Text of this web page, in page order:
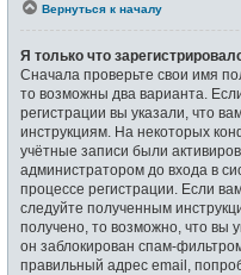
Вернуться к началу
Я только что
Сначала проверьте свои имя
то возможны два варианта.
регистрации вы указали, что
инструкциям. На некоторых
учётные записи были
администратором до входа в
процессе регистрации. Если
следуйте полученным
получено, то возможно, что вы
он заблокирован спам-
правильный адрес email,